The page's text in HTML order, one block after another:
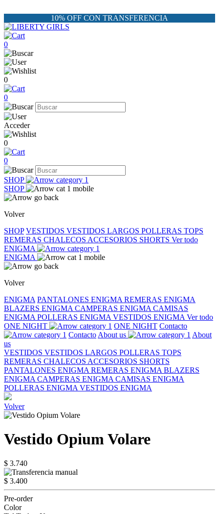
10% OFF CON TRANSFERENCIA
0
0
0
Acceder
0
0
SHOP
SHOP
Volver
SHOP VESTIDOS VESTIDOS LARGOS POLLERAS TOPS
REMERAS CHALECOS ACCESORIOS SHORTS Ver todo
ENIGMA
ENIGMA
Volver
ENIGMA PANTALONES ENIGMA REMERAS ENIGMA
BLAZERS ENIGMA CAMPERAS ENIGMA CAMISAS
ENIGMA POLLERAS ENIGMA VESTIDOS ENIGMA Ver todo
ONE NIGHT
ONE NIGHT Contacto
Contacto About us
About
us
VESTIDOS VESTIDOS LARGOS POLLERAS TOPS
REMERAS CHALECOS ACCESORIOS SHORTS
PANTALONES ENIGMA REMERAS ENIGMA BLAZERS
ENIGMA CAMPERAS ENIGMA CAMISAS ENIGMA
POLLERAS ENIGMA VESTIDOS ENIGMA
Volver
Vestido Opium Volare
$ 3.740
$ 3.400
Pre-order
Color